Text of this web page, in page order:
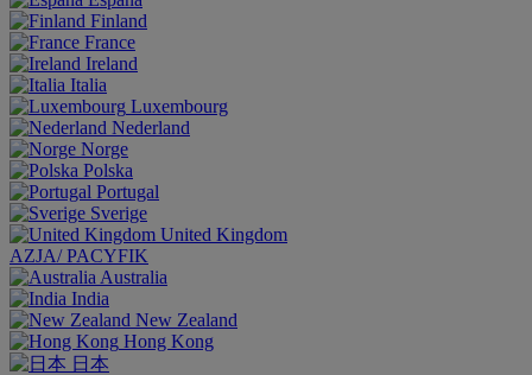
Finland
France
Ireland
Italia
Luxembourg
Nederland
Norge
Polska
Portugal
Sverige
United Kingdom
AZJA/ PACYFIK
Australia
India
New Zealand
Hong Kong
日本